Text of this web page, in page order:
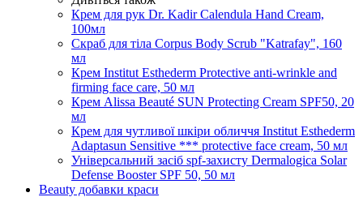
Крем для рук Dr. Kadir Calendula Hand Cream,
100мл
Скраб для тіла Corpus Body Scrub "Katrafay", 160
мл
Крем Institut Esthederm Protective anti-wrinkle and
firming face care, 50 мл
Крем Alissa Beauté SUN Protecting Cream SPF50, 20
мл
Крем для чутливої шкіри обличчя Institut Esthederm
Adaptasun Sensitive *** protective face cream, 50 мл
Універсальний засіб spf-захисту Dermalogica Solar
Defense Booster SPF 50, 50 мл
Beauty добавки краси